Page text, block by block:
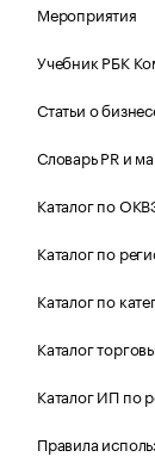
Мероприятия
Учебник РБК
Статьи о
Словарь PR и
Каталог по
Каталог по
Каталог по
Каталог
Каталог ИП по
Правила